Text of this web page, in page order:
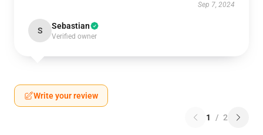
Sep 7, 2024
S Sebastian
Verified owner
Write your review
1 / 2